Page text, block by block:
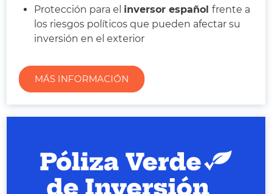
Protección para el inversor español frente a
los riesgos políticos que pueden afectar su
inversión en el exterior
MÁS INFORMACIÓN